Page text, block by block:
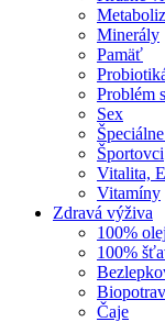
Minerály
Pamäť
Problém
Sex
Športovci
Vitalita,
Vitamíny
Zdravá výživa
100%
100%
Čaje